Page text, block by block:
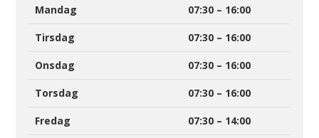
Mandag 07:30 – 16:00
Tirsdag 07:30 – 16:00
Onsdag 07:30 – 16:00
Torsdag 07:30 – 16:00
Fredag 07:30 – 14:00